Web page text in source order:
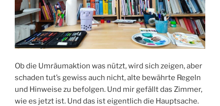
Ob die Umräumaktion was nützt, wird sich zeigen, aber
schaden tut’s gewiss auch nicht, alte bewährte Regeln
und Hinweise zu befolgen. Und mir gefällt das Zimmer,
wie es jetzt ist. Und das ist eigentlich die Hauptsache.